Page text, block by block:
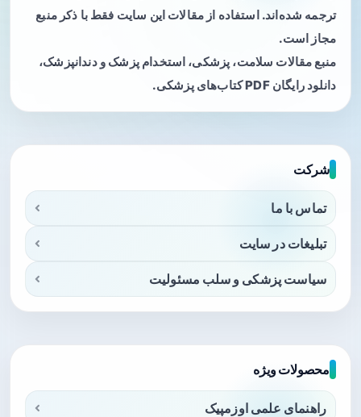
ترجمه شده‌اند. استفاده از مقالات این سایت فقط با ذکر منبع
مجاز است.
منبع مقالات سلامت، پزشکی، استخدام پزشک و دندانپزشک،
دانلود رایگان PDF کتاب‌های پزشکی.
شرکت
تماس با ما
تبلیغات در سایت
سیاست پزشکی و سلب مسئولیت
محصولات ویژه
راهنمای علمی اوزمپیک